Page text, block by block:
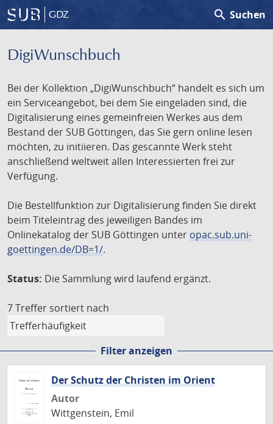
GDZ search Suchen
DigiWunschbuch
Bei der Kollektion „DigiWunschbuch“ handelt es sich um
ein Serviceangebot, bei dem Sie eingeladen sind, die
Digitalisierung eines gemeinfreien Werkes aus dem
Bestand der SUB Göttingen, das Sie gern online lesen
möchten, zu initiieren. Das gescannte Werk steht
anschließend weltweit allen Interessierten frei zur
Verfügung.
Die Bestellfunktion zur Digitalisierung finden Sie direkt
beim Titeleintrag des jeweiligen Bandes im
Onlinekatalog der SUB Göttingen unter opac.sub.uni-
goettingen.de/DB=1/.
Status: Die Sammlung wird laufend ergänzt.
7 Treffer sortiert nach
Filter anzeigen
Der Schutz der Christen im Orient
Autor
Wittgenstein, Emil